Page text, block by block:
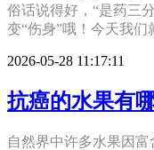
俗话说得好，“是药三
变“伤身”哦！今天我们
2026-05-28 11:17:11
抗癌的水果有
自然界中许多水果因